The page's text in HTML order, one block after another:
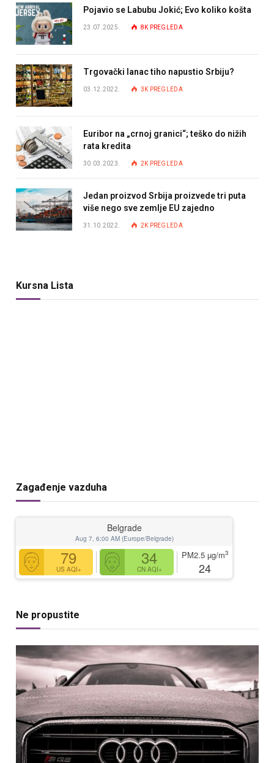
Pojavio se Labubu Jokić; Evo koliko košta
23.07.2025. 8K PREGLEDA
Trgovački lanac tiho napustio Srbiju?
03.12.2022. 3K PREGLEDA
Euribor na „crnoj granici“; teško do nižih
rata kredita
30.03.2023. 2K PREGLEDA
Jedan proizvod Srbija proizvede tri puta
više nego sve zemlje EU zajedno
31.10.2022. 2K PREGLEDA
Kursna Lista
Zagađenje vazduha
Belgrade
Aug 7, 6:00 AM (Europe/Belgrade)
79
US AQI+
34
CN AQI+
PM2.5 µg/m3
24
Ne propustite